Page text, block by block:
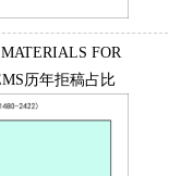
FOR
历年拒稿占比